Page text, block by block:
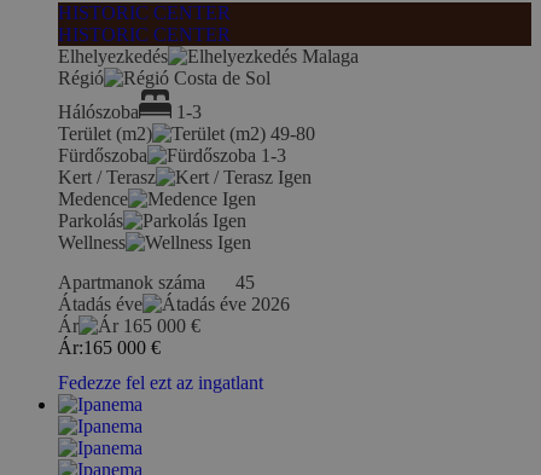
HISTORIC CENTER
HISTORIC CENTER
Elhelyezkedés
Malaga
Régió
Costa de Sol
Hálószoba
1-3
Terület (m2)
49-80
Fürdőszoba
1-3
Kert / Terasz
Igen
Medence
Igen
Parkolás
Igen
Wellness
Igen
Apartmanok száma
45
Átadás éve
2026
Ár
165 000 €
Ár:165 000 €
Fedezze fel ezt az ingatlant